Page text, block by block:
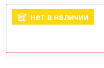
нет в наличии